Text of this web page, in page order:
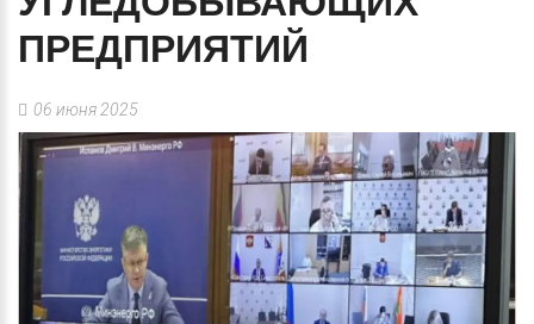
ПРЕДПРИЯТИЙ
06 июня 2025